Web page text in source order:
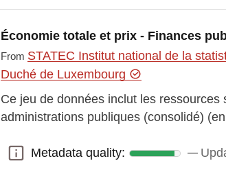
Économie totale et prix - Finances
From STATEC Institut national de la
Duché de Luxembourg
Ce jeu de données inclut les
administrations publiques (consolidé)
Metadata quality:
Metadata quality: